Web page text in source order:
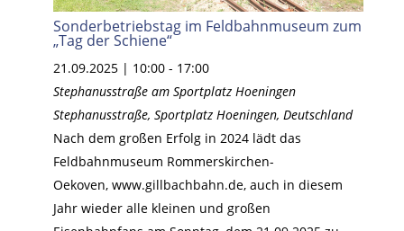
Sonderbetriebstag im Feldbahnmuseum zum
„Tag der Schiene“
21.09.2025 | 10:00- 17:00
Stephanusstraße am Sportplatz Hoeningen
Stephanusstraße, Sportplatz Hoeningen, Deutschland
Nach dem großen Erfolg in 2024 lädt das
Feldbahnmuseum Rommerskirchen-
Oekoven, www.gillbachbahn.de, auch in diesem
Jahr wieder alle kleinen und großen